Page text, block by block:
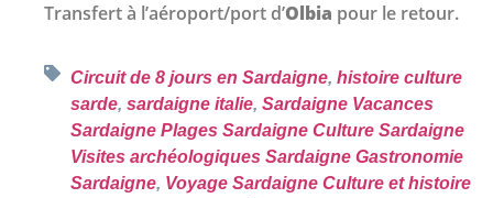
Transfert à l’aéroport/port d’Olbia pour le retour.
Circuit de 8 jours en Sardaigne, histoire culture
sarde, sardaigne italie, Sardaigne Vacances
Sardaigne Plages Sardaigne Culture Sardaigne
Visites archéologiques Sardaigne Gastronomie
Sardaigne, Voyage Sardaigne Culture et histoire